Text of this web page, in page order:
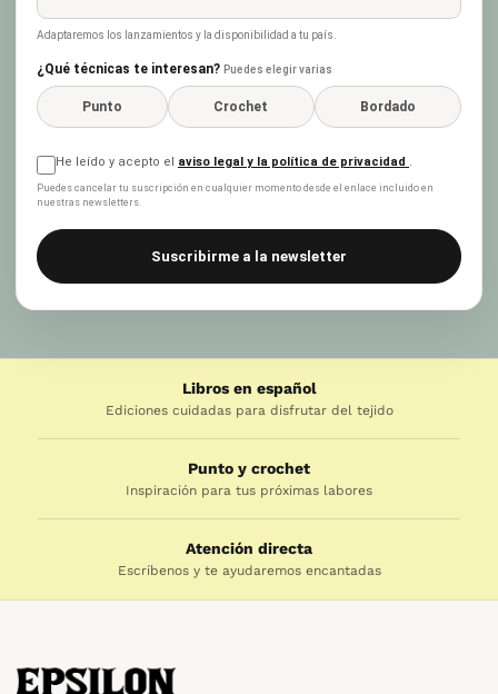
Adaptaremos los lanzamientos y la disponibilidad a tu país.
¿Qué técnicas te interesan? Puedes elegir varias
Punto Crochet Bordado
He leído y acepto el aviso legal y la política de privacidad .
Puedes cancelar tu suscripción en cualquier momento desde el enlace incluido en
nuestras newsletters.
Suscribirme a la newsletter
Libros en español
Ediciones cuidadas para disfrutar del tejido
Punto y crochet
Inspiración para tus próximas labores
Atención directa
Escríbenos y te ayudaremos encantadas